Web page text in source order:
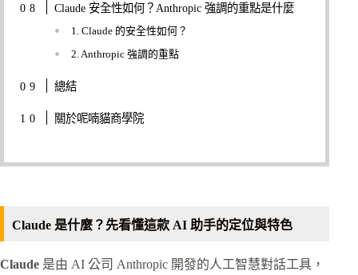
Claude 安全性如何？Anthropic 強調的重點是什麼
1. Claude 的安全性如何？
2. Anthropic 強調的重點
總結
關於呢喃貓商學院
Claude 是什麼？先看懂這款 AI 助手的定位與特色
Claude 是由 AI 公司 Anthropic 開發的人工智慧對話工具，